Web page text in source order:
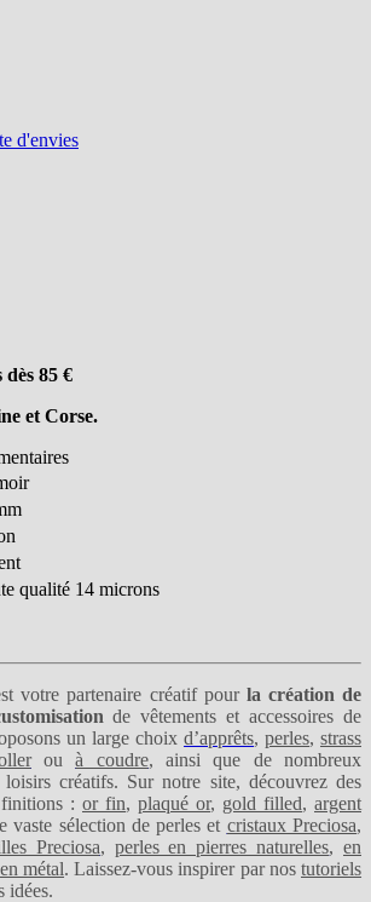
d'envies
85 €
et Corse.
qualité 14 microns
votre partenaire créatif pourla création de
de vêtements et accessoires de
un large choix d’apprêts, perles, strass
ouà coudre, ainsi que de nombreux
loisirs créatifs. Sur notre site, découvrez des
: or fin, plaqué or, gold filled, argent
vaste sélection de perles et cristaux Preciosa,
Preciosa, perles en pierres naturelles, en
en métal. Laissez-vous inspirer par nostutoriels
idées.